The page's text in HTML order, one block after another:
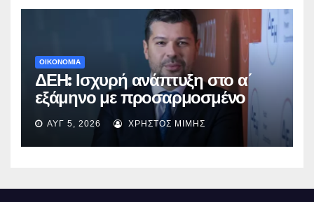
ΟΙΚΟΝΟΜΙΑ
ΔΕΗ: Ισχυρή ανάπτυξη στο α΄
εξάμηνο με προσαρμοσμένο
EBITDA στα €1,2 δισ.
ΑΥΓ 5, 2026 ΧΡΉΣΤΟΣ ΜΊΜΗΣ